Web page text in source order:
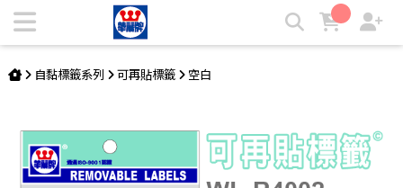
可再貼標籤 WL-R4002 | 華麗牌自粘標籤
自黏標籤系列 可再貼標籤 空白